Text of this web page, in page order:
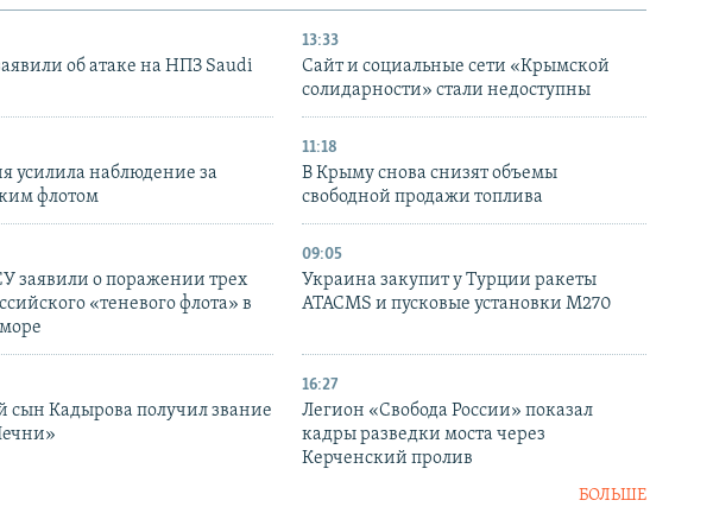
об атаке на НПЗ Saudi
13:33
Сайт и социальные сети «Крымской
солидарности» стали недоступны
усилила наблюдение за
флотом
11:18
В Крыму снова снизят объемы
свободной продажи топлива
заявили о поражении трех
«теневого флота» в
09:05
Украина закупит у Турции ракеты
ATACMS и пусковые установки M270
сын Кадырова получил звание
16:27
Легион «Свобода России» показал
кадры разведки моста через
Керченский пролив
БОЛЬШЕ